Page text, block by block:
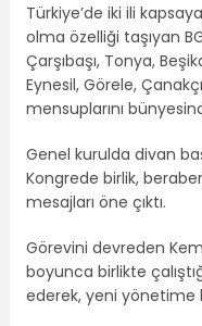
Türkiye’de iki ili
olma özelliği taşıyan
Çarşıbaşı, Tonya,
Eynesil, Görele,
mensuplarını
Genel kurulda divan
Kongrede birlik,
mesajları öne çıktı.
Görevini devreden
boyunca birlikte
ederek, yeni yönetime